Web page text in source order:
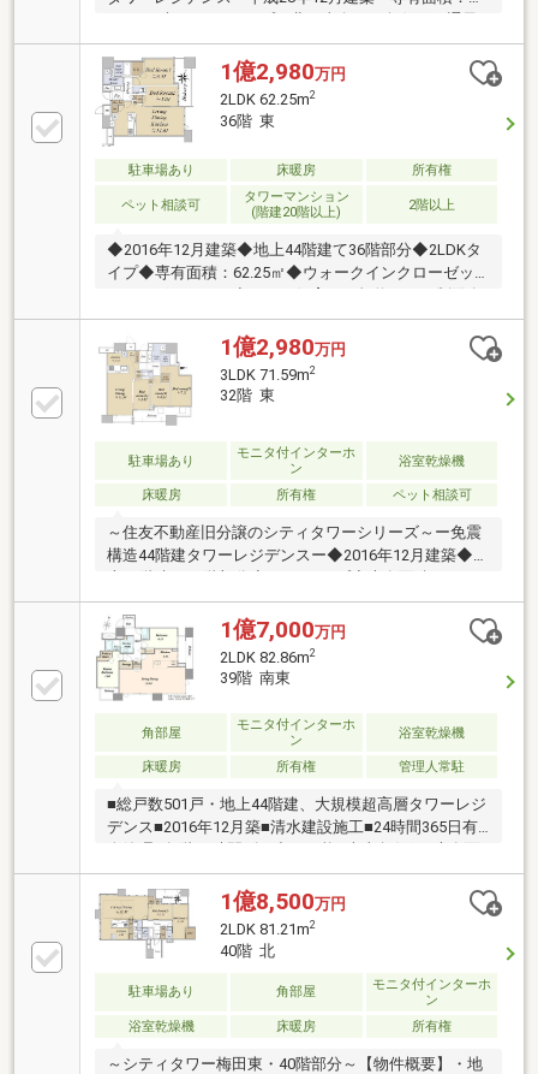
良好・階数：30階部分、眺望良好・LDK約16.4帖有
り・洋室約9.6帖有り・LDに床暖房有り・ダイナミッ
クパノラマウィンドウ・ペット飼育可（規約制限有
り）・新築時オプション（廊下、洗面室、トイレタイ
ル貼り）▼共用施設※一部規約制限・使用料有り・フ
ティールーム 42階・スカイラウンジ 42階・スカイ
アトリウム 42階・ゴミステーション 各階
1億2,980万円
2LDK 62.25m2
36階 東
駐車場あり 床暖房 所有権
ペット相談可
タワーマンション
(階建20階以上)
2階以上
◆2016年12月建築◆地上44階建て36階部分◆2LDKタ
イプ◆専有面積：62.25㎡◆ウォークインクローゼッ
り）◆共用部多数あり（一部有償）【共用施設（一部
有償）】・フィットネスジム（3階）・ゲストルーム
２室（3階）・パーティールーム（42階）・スカイラ
ウンジ（42階）・スカイアトリウム（42階）・ゴミス
テーション（各階）
1億2,980万円
3LDK 71.59m2
32階 東
駐車場あり
モニタ付インターホ
ン
浴室乾燥機
床暖房 所有権 ペット相談可
～住友不動産旧分譲のシティタワーシリーズ～ー免震
構造44階建タワーレジデンスー◆2016年12月建築◆地
㎡◆ペット飼育可（規約による制限有り）◆共用部多
数あり（一部有償）【共用施設】・フィットネスジム
（3階）・ゲストルーム2室（3階）・パーティールー
ム（42階）・スカイラウンジ（42階）・スカイアトリ
ウム（42階）・ゴミステーション（各階）
1億7,000万円
2LDK 82.86m2
39階 南東
角部屋
モニタ付インターホ
ン
浴室乾燥機
床暖房 所有権 管理人常駐
■総戸数501戸・地上44階建、大規模超高層タワーレジ
デンス■2016年12月築■清水建設施工■24時間365日有
積８２.８６㎡■ダイナミックパノラマウィンドウ【分
譲時オプション】◆キッチン天板を人工大理石から天
然石フラットカウンターに変更◆床暖房(LD部分範囲
拡張、K部分増設)◆廊下部分をタイル張りに変更◆洋
室6.1帖に室内干しハンガー◆トイレタンクレスに変更
◆ピクチャーレール設置(玄関、LD、洋室)ーーー共用
施設ーーー3F■ゲストルーム×2部屋■フィットネスジム
42F■スカイラウンジ■スカイアトリウム■パーティルー
1億8,500万円
2LDK 81.21m2
40階 北
駐車場あり 角部屋
モニタ付インターホ
ン
浴室乾燥機
床暖房 所有権
～シティタワー梅田東・40階部分～【物件概要】・地